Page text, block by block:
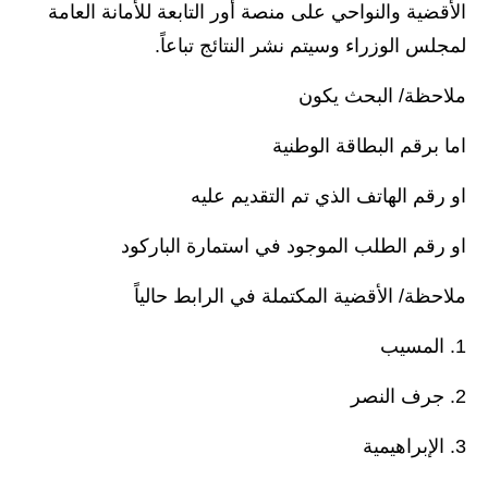
المرحلة المتوسطة
المرحلة الاعدادية
الأقضية والنواحي على منصة أور التابعة للأمانة العامة
لمجلس الوزراء وسيتم نشر النتائج تباعاً.
ملاحظة/ البحث يكون
اما برقم البطاقة الوطنية
او رقم الهاتف الذي تم التقديم عليه
او رقم الطلب الموجود في استمارة الباركود
ملاحظة/ الأقضية المكتملة في الرابط حالياً
1. المسيب
2. جرف النصر
3. الإبراهيمية